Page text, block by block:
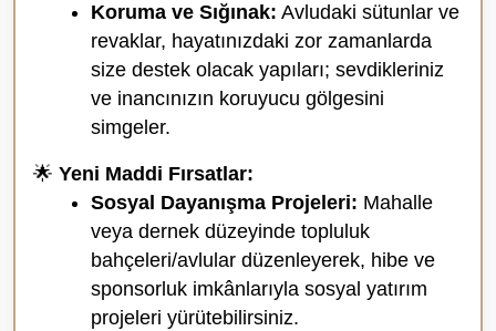
Koruma ve Sığınak: Avludaki sütunlar ve
revaklar, hayatınızdaki zor zamanlarda
size destek olacak yapıları; sevdikleriniz
ve inancınızın koruyucu gölgesini
simgeler.
🌟 Yeni Maddi Fırsatlar:
Sosyal Dayanışma Projeleri: Mahalle
veya dernek düzeyinde topluluk
bahçeleri/avlular düzenleyerek, hibe ve
sponsorluk imkânlarıyla sosyal yatırım
projeleri yürütebilirsiniz.